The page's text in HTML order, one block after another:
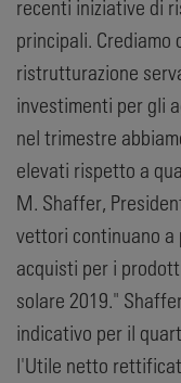
recenti iniziative di
principali. Crediamo
ristrutturazione
investimenti per gli
nel trimestre
elevati rispetto a
M. Shaffer,
vettori continuano a
acquisti per i
solare 2019."
indicativo per il
l'Utile netto